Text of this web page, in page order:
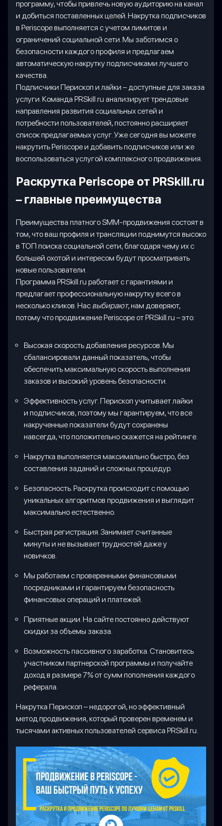
программу, чтобы привлечь новую аудиторию на канал
и добиться поставленных целей. Накрутка подписчиков
в Periscope выполняется с учетом лимитов и
ограничений социальной сети. Мы заботимся о
безопасности каждого профиля и предлагаем
автоматическую накрутку подписчиками лучшего
качества.
Подписчики Перископ и лайки – доступные для заказа
услуги. Команда PRSkill.ru анализирует трендовые
направления развития социальных сетей и
потребности пользователей, постоянно расширяет
список предлагаемых услуг. Уже сегодня вы можете
накрутить Periscope и добавить подписчиков или же
воспользоваться услугой комплексного продвижения.
Раскрутка Periscope от PRSkill.ru
– главные преимущества
Преимущества платного SMM-продвижения состоят в
том, что ваш профиля и трансляции поднимутся высоко
в ТОП поиска социальной сети, благодаря чему их с
большей охотой и интересом будут просматривать
новые пользователи.
Программа PRSkill.ru работает с гарантиями и
предлагает профессиональную накрутку всего в
несколько кликов. Нас выбирают, нам доверяют,
потому что продвижение Periscope от PRSkill.ru – это:
Высокая скорость добавления ресурсов. Мы
сбалансировали данный показатель, чтобы
обеспечить максимальную скорость выполнения
заказов и высокий уровень безопасности.
Эффективность услуг. Перископ учитывает лайки
и подписчиков, поэтому мы гарантируем, что все
накрученные показатели будут сохранены
навсегда, что положительно скажется на рейтинге.
Накрутка выполняется максимально быстро, без
составления заданий и сложных процедур.
Безопасность. Раскрутка происходит с помощью
уникальных алгоритмов продвижения и выглядит
максимально естественно.
Быстрая регистрация. Занимает считанные
минуты и не вызывает трудностей даже у
новичков.
Мы работаем с проверенными финансовыми
посредниками и гарантируем безопасность
финансовых операций и платежей.
Приятные акции. На сайте постоянно действуют
скидки за объемы заказа.
Возможность пассивного заработка. Становитесь
участником партнерской программы и получайте
доход в размере 7% от сумм пополнения каждого
реферала.
Накрутка Перископ – недорогой, но эффективный
метод продвижения, который проверен временем и
тысячами активных пользователей сервиса PRSkill.ru.